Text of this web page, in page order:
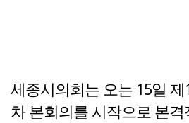
세종시의회는 오는 15일 제
차 본회의를 시작으로 본